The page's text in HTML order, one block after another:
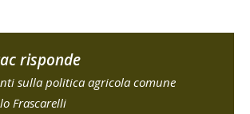
risponde
sulla politica agricola comune
Frascarelli